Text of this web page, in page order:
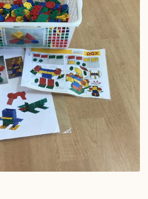
採用情報
Language
ーム
利用者の声
ライバシーポリシー